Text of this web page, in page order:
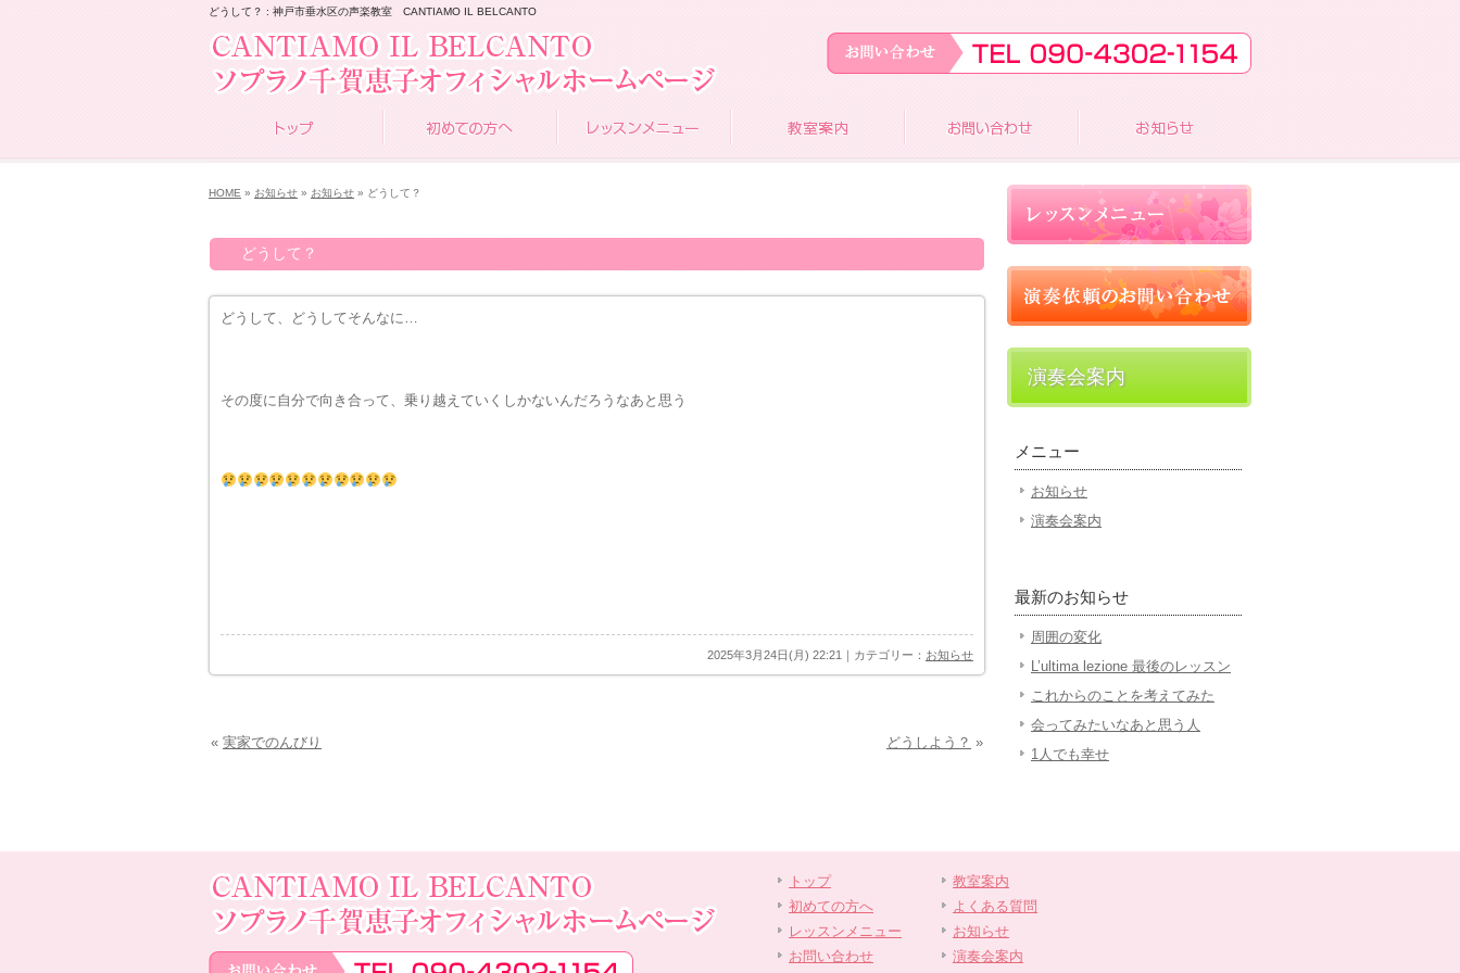
どうして？ : 神戸市垂水区の声楽教室 CANTIAMO IL BELCANTO
HOME » お知らせ » お知らせ » どうして？
どうして？
どうして、どうしてそんなに…
その度に自分で向き合って、乗り越えていくしかないんだろうなあと思う
2025年3月24日(月) 22:21｜カテゴリー： お知らせ
« 実家でのんびり どうしよう？ »
演奏会案内
メニュー
お知らせ
演奏会案内
最新のお知らせ
周囲の変化
L’ultima lezione 最後のレッスン
これからのことを考えてみた
会ってみたいなあと思う人
1人でも幸せ
トップ
初めての方へ
レッスンメニュー
お問い合わせ
教室案内
よくある質問
お知らせ
演奏会案内